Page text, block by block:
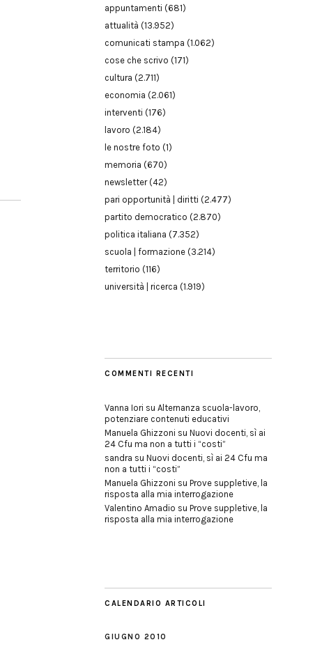
appuntamenti (681)
attualità (13.952)
comunicati stampa (1.062)
cose che scrivo (171)
cultura (2.711)
economia (2.061)
interventi (176)
lavoro (2.184)
le nostre foto (1)
memoria (670)
newsletter(42)
pari opportunità | diritti (2.477)
partito democratico (2.870)
politica italiana (7.352)
scuola | formazione (3.214)
territorio (116)
università | ricerca (1.919)
COMMENTI RECENTI
Vanna Iori su Alternanza scuola-lavoro,
potenziare contenuti educativi
Manuela Ghizzoni su Nuovi docenti, sì ai
24 Cfu ma non a tutti i “costi”
sandra su Nuovi docenti, sì ai 24 Cfu ma
non a tutti i “costi”
Manuela Ghizzoni su Prove suppletive, la
risposta alla mia interrogazione
Valentino Amadio su Prove suppletive, la
risposta alla mia interrogazione
CALENDARIO ARTICOLI
GIUGNO 2010